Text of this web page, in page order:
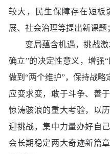
较大，民生保障存在短板
展、社会治理等提出新课题
变局蕴含机遇，挑战激
确立”的决定性意义，增强“
做到“两个维护”，保持战
应变求变，敢于斗争、善
惊涛骇浪的重大考验，以
迎挑战，集中力量办好自
会长期稳定两大奇迹新篇